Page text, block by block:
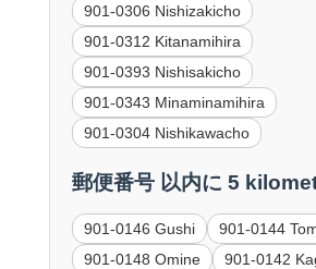
901-0306 Nishizakicho
901-0312 Kitanamihira
901-0393 Nishisakicho
901-0343 Minaminamihira
901-0304 Nishikawacho
郵便番号 以内に 5
901-0146 Gushi
901-0144
901-0148 Omine
901-0142